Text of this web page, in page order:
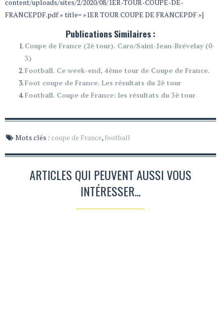
content/uploads/sites/2/2020/08/1ER-TOUR-COUPE-DE-
FRANCEPDF.pdf » title= »1ER TOUR COUPE DE FRANCEPDF »]
Publications Similaires :
Coupe de France (2è tour). Caro/Saint-Jean-Brévelay (0-
3)
Football. Ce week-end, 4ème tour de Coupe de France.
Foot coupe de France. Les résultats du 2è tour
Football. Coupe de France: les résultats du 3è tour
Mots clés : coupe de France, football
ARTICLES QUI PEUVENT AUSSI VOUS
INTÉRESSER...